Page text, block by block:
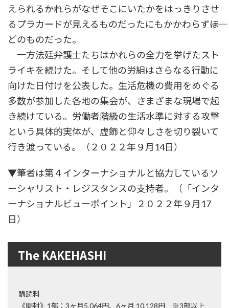
えられる――かれらがなぜそこにいたかをはっきりさせ
るプラカードが見えるものだったにもかかわらず――ほ
どのものだった。
一方法廷弁護士たちはかれらの全力を挙げたスト
ライキを続けた。そして他の労組はさらなる行動に
向けた日付けを公表した。生活危機の費用をめぐる
多数が参加した各地の集会が、さまざまな現場で起
き続けている。労働者階級の生活水準に対する攻撃
という具体的実体が、虚飾と仰々しさを切り裂いて
行き渡っている。（２０２２年９月14日）
▼筆者は第４インターナショナルと協力しているソ
ーシャリスト・レジスタンスの支持者。（「インタ
ーナショナルビューポイント」２０２２年９月17
日）
The KAKEHASHI
購読料
《開封》1部：3ヶ月5,064円、6ヶ月 10,128円 ※3部以上